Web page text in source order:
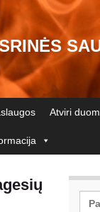
Atviri
for: